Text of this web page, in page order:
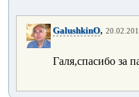
GalushkinO,
Галя,спасибо за